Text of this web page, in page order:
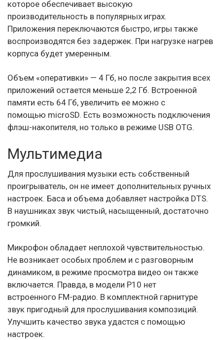
которое обеспечивает высокую
производительность в популярных играх.
Приложения переключаются быстро, игры также
воспроизводятся без задержек. При нагрузке нагрев
корпуса будет умеренным.
Объем «оперативки» — 4 Гб, но после закрытия всех
приложений остается меньше 2,2 Гб. Встроенной
памяти есть 64 Гб, увеличить ее можно с
помощью microSD. Есть возможность подключения
флэш-накопителя, но только в режиме USB OTG.
Мультимедиа
Для прослушивания музыки есть собственный
проигрыватель, он не имеет дополнительных ручных
настроек. Баса и объема добавляет настройка DTS.
В наушниках звук чистый, насыщенный, достаточно
громкий.
Микрофон обладает неплохой чувствительностью.
Не возникает особых проблем и с разговорным
динамиком, в режиме просмотра видео он также
включается. Правда, в модели P10 нет
встроенного FM-радио. В комплектной гарнитуре
звук пригодный для прослушивания композиций.
Улучшить качество звука удастся с помощью
настроек.